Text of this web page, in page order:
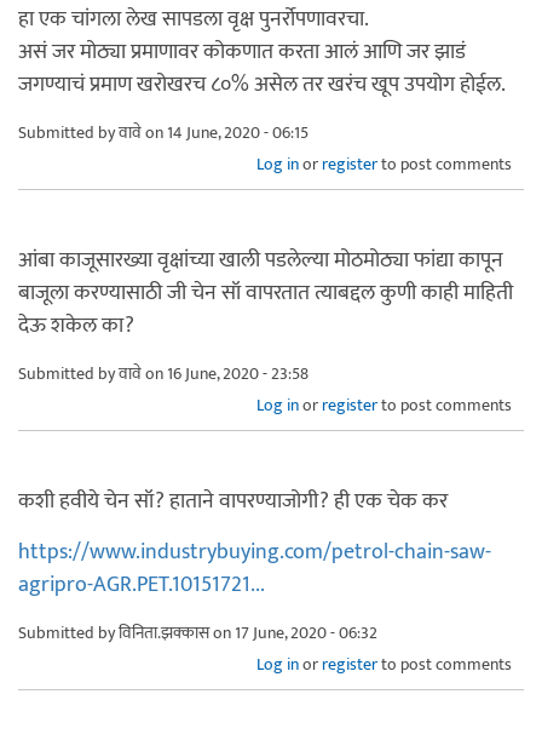
हा एक चांगला लेख सापडला वृक्ष पुनर्रोपणावरचा.
असं जर मोठ्या प्रमाणावर कोकणात करता आलं आणि जर झाडं
जगण्याचं प्रमाण खरोखरच ८०% असेल तर खरंच खूप उपयोग होईल.
Submitted byवावेon 14 June, 2020 - 06:15
Log inorregisterto post comments
आंबा काजूसारख्या वृक्षांच्या खाली पडलेल्या मोठमोठ्या फांद्या कापून
बाजूला करण्यासाठी जी चेन सॉ वापरतात त्याबद्दल कुणी काही माहिती
देऊ शकेल का?
Submitted byवावेon 16 June, 2020 - 23:58
Log inorregisterto post comments
कशी हवीये चेन सॉ? हाताने वापरण्याजोगी? ही एक चेक कर
https://www.industrybuying.com/petrol-chain-saw-
agripro-AGR.PET.10151721...
Submitted byविनिता.झक्कासon 17 June, 2020 - 06:32
Log inorregisterto post comments